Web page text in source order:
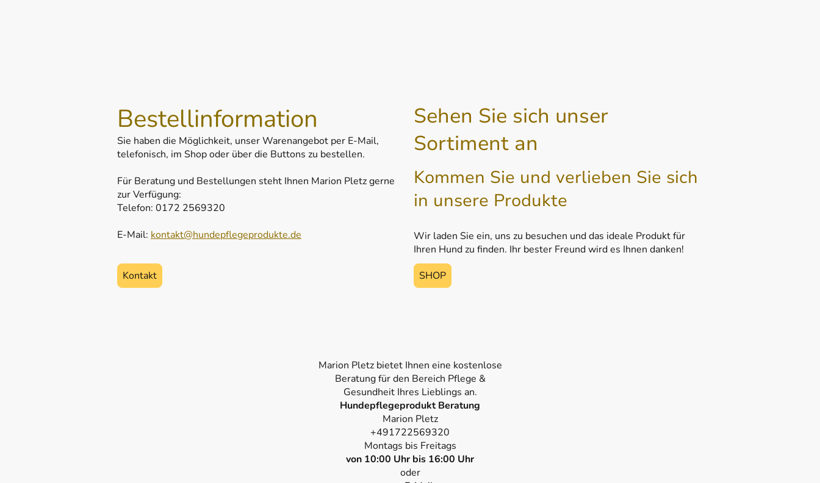
Sehen Sie sich unser
Sortiment an
Bestellinformation
Sie haben die Möglichkeit, unser Warenangebot per E-Mail,
telefonisch, im Shop oder über die Buttons zu bestellen.
Für Beratung und Bestellungen steht Ihnen Marion Pletz gerne
zur Verfügung:
Telefon: 0172 2569320
E-Mail: kontakt@hundepflegeprodukte.de
Kommen Sie und verlieben Sie sich
in unsere Produkte
Wir laden Sie ein, uns zu besuchen und das ideale Produkt für
Ihren Hund zu finden. Ihr bester Freund wird es Ihnen danken!
SHOP
Kontakt SHOP
Marion Pletz bietet Ihnen eine kostenlose
Beratung für den Bereich Pflege &
Gesundheit Ihres Lieblings an.
Hundepflegeprodukt Beratung
Marion Pletz
+491722569320
Montags bis Freitags
von 10:00 Uhr bis 16:00 Uhr
oder